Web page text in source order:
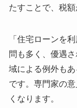
たすことで、税
「住宅ローンを
問も多く、優遇
域による例外も
です。専門家の
くなります。